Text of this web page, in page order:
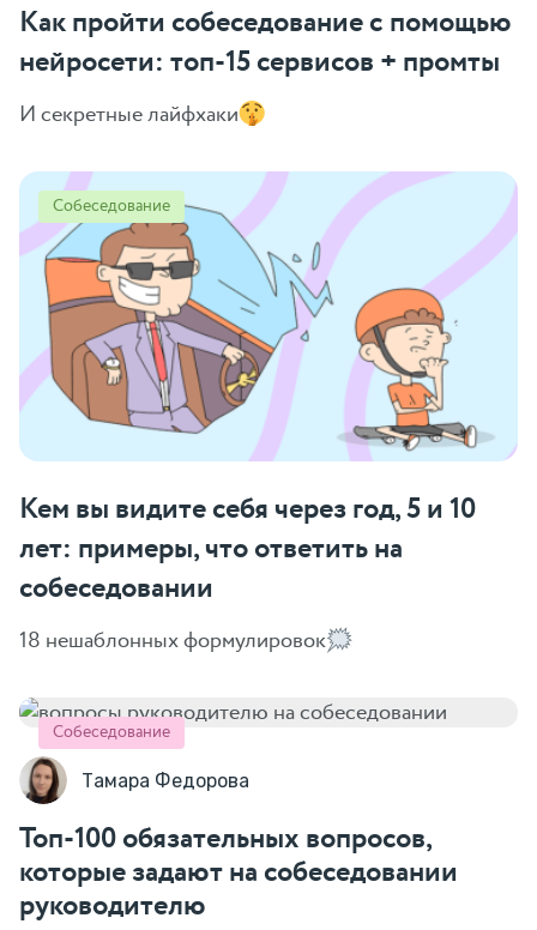
Как пройти собеседование с помощью
нейросети: топ-15 сервисов + промты
И секретные лайфхаки
Собеседование
Кем вы видите себя через год, 5 и 10
лет: примеры, что ответить на
собеседовании
18 нешаблонных формулировок
Тамара Федорова
Топ-100 обязательных вопросов,
которые задают на собеседовании
руководителю
Собеседование